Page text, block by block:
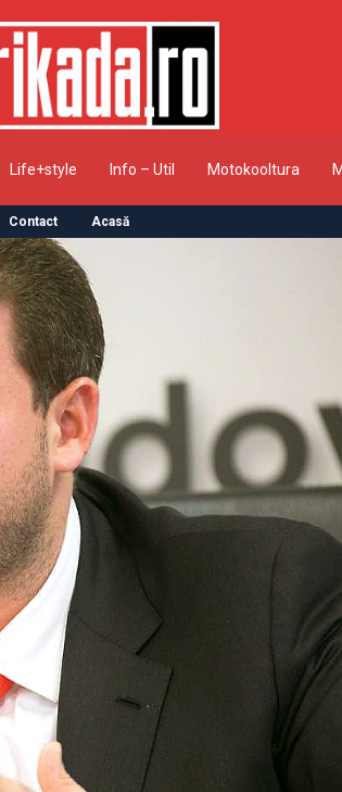
Life+style Info – Util Motokooltura
Contact Acasă